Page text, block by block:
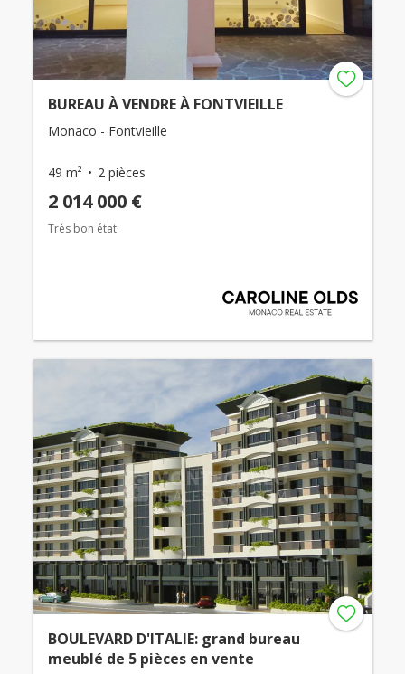
BUREAU À VENDRE À FONTVIEILLE
Monaco - Fontvieille
49 m² 2 pièces
2 014 000 €
Très bon état
BOULEVARD D'ITALIE: grand bureau
meublé de 5 pièces en vente